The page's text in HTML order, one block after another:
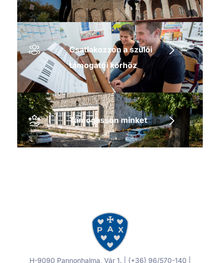
Csatlakozzon a szülői
támogatói körhöz
Támogasson minket
H-9090 Pannonhalma, Vár 1. | (+36) 96/570-140 |